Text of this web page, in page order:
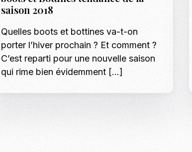
Casting
Casting
Programmes
Séance
saison 2018
Quelles boots et bottines va-t-on
porter l’hiver prochain ? Et comment ?
C’est reparti pour une nouvelle saison
qui rime bien évidemment […]